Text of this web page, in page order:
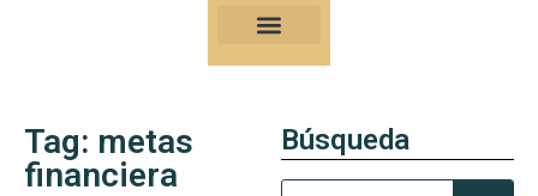
Tag: metas
financiera
Búsqueda